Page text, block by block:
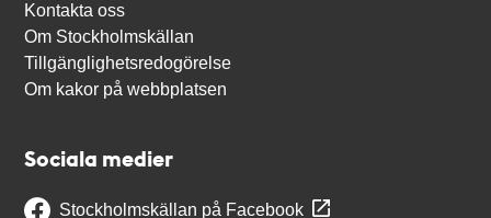
Kontakta oss
Om Stockholmskällan
Tillgänglighetsredogörelse
Om kakor på webbplatsen
Sociala medier
Stockholmskällan på Facebook